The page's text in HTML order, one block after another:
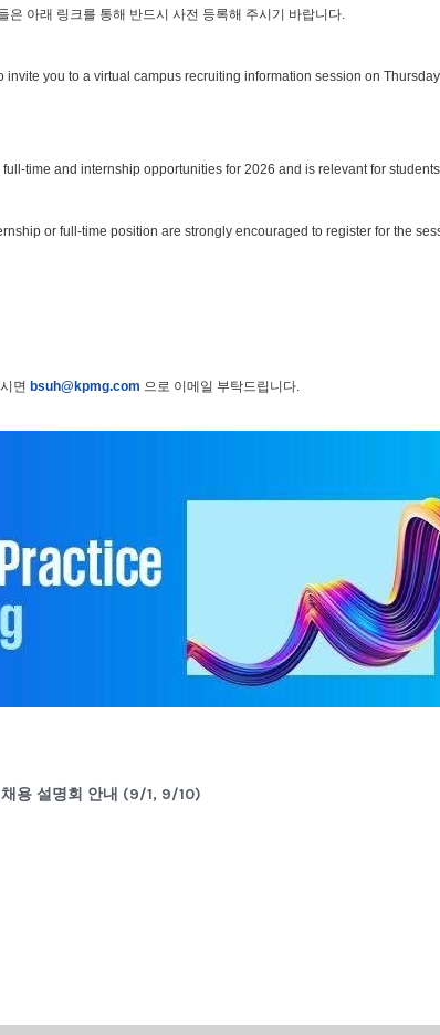
은 아래 링크를 통해 반드시 사전 등록해 주시기 바랍니다.
invite you to a virtual campus recruiting information session on
time and internship opportunities for 2026 and is relevant for
or full-time position are strongly encouraged to register for the
면 bsuh@kpmg.com 으로 이메일 부탁드립니다.
용 설명회 안내 (9/1, 9/10)